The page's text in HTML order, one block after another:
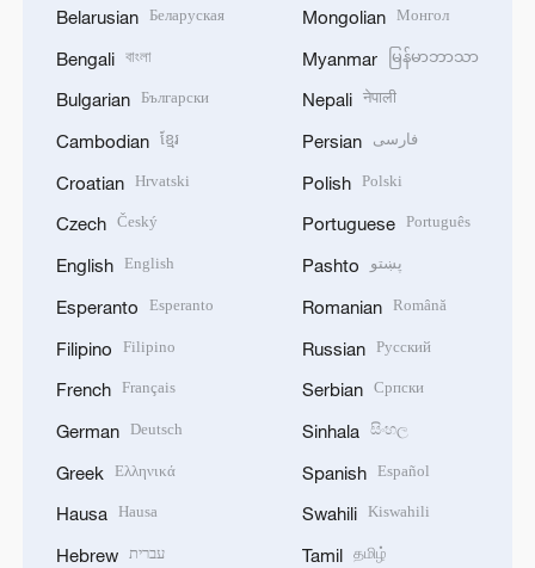
Belarusian Беларуская
Bengali বাংলা
Bulgarian Български
Cambodian ខ្មែរ
Croatian Hrvatski
Czech Český
English English
Esperanto Esperanto
Filipino Filipino
French Français
German Deutsch
Greek Ελληνικά
Hausa Hausa
Hebrew עברית
Mongolian Монгол
Myanmar မြန်မာဘာသာ
Nepali नेपाली
Persian فارسی
Polish Polski
Portuguese Português
Pashto پښتو
Romanian Română
Russian Русский
Serbian Српски
Sinhala සිංහල
Spanish Español
Swahili Kiswahili
Tamil தமிழ்